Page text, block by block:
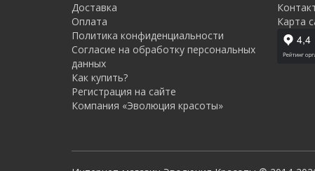
Доставка
Оплата
Политика конфиденциальности
Согласие на обработку персональных
данных
Как купить?
Регистрация на сайте
Компания «Эволюция красоты»
Карта